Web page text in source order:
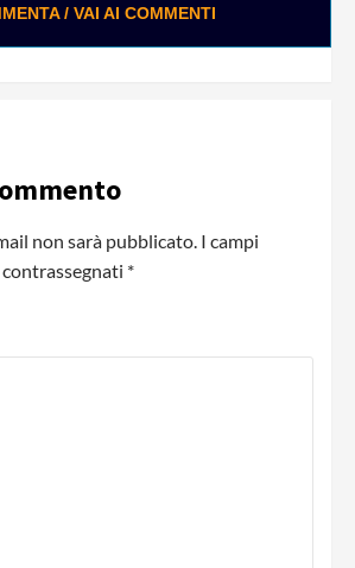
/ VAI AI COMMENTI
non sarà pubblicato. I campi
*